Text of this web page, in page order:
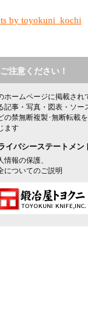
by toyokuni_kochi
ご注意ください！
ホームページに掲載され
記事・写真・図表・ソー
の禁無断複製･無断転載を
ます
イバシーステートメン
情報の保護、
についてのご説明